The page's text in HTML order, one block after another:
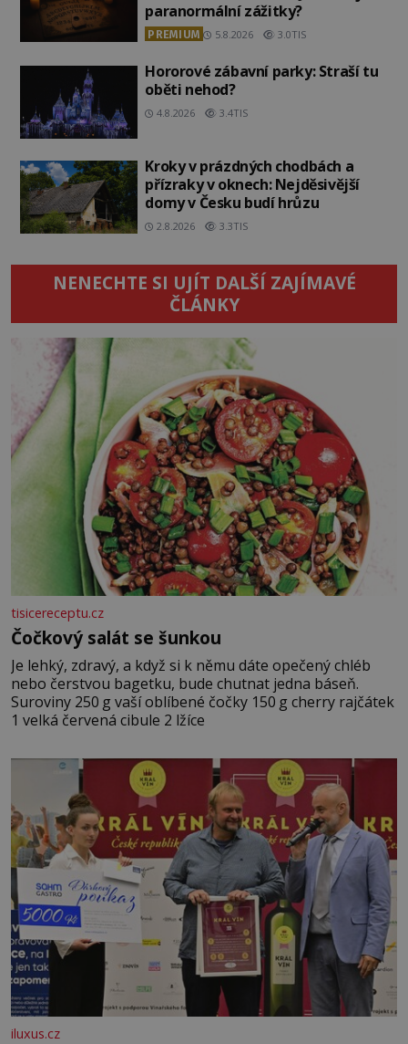
paranormální zážitky?
PREMIUM 5.8.2026 3.0TIS
Hororové zábavní parky: Straší tu
oběti nehod?
4.8.2026 3.4TIS
Kroky v prázdných chodbách a
přízraky v oknech: Nejděsivější
domy v Česku budí hrůzu
2.8.2026 3.3TIS
NENECHTE SI UJÍT DALŠÍ ZAJÍMAVÉ
ČLÁNKY
tisicereceptu.cz
Čočkový salát se šunkou
Je lehký, zdravý, a když si k němu dáte opečený chléb
nebo čerstvou bagetku, bude chutnat jedna báseň.
Suroviny 250 g vaší oblíbené čočky 150 g cherry rajčátek
1 velká červená cibule 2 lžíce
iluxus.cz